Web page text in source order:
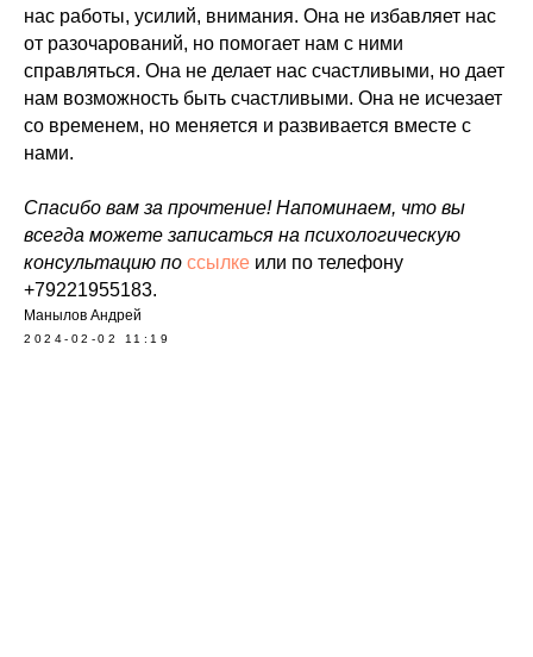
нас работы, усилий, внимания. Она не избавляет нас
от разочарований, но помогает нам с ними
справляться. Она не делает нас счастливыми, но дает
нам возможность быть счастливыми. Она не исчезает
со временем, но меняется и развивается вместе с
нами.
Спасибо вам за прочтение! Напоминаем, что вы
всегда можете записаться на психологическую
консультацию по ссылке или по телефону
+79221955183.
Манылов Андрей
2024-02-02 11:19